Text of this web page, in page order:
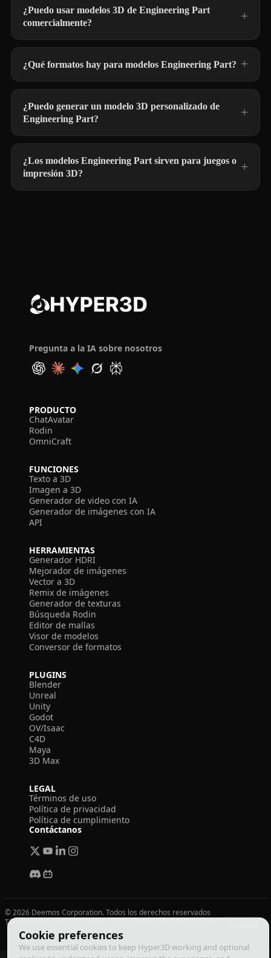
Cookie preferences
We use essential cookies to keep Hyper3D working and optional
¿Puedo usar modelos 3D de Engineering Part
comercialmente?
¿Qué formatos hay para modelos Engineering Part?
¿Puedo generar un modelo 3D personalizado de
Engineering Part?
¿Los modelos Engineering Part sirven para juegos o
impresión 3D?
Pregunta a la IA sobre nosotros
PRODUCTO
ChatAvatar
Rodin
OmniCraft
FUNCIONES
Texto a 3D
Imagen a 3D
Generador de video con IA
Generador de imágenes con IA
API
HERRAMIENTAS
Generador HDRI
Mejorador de imágenes
Vector a 3D
Remix de imágenes
Generador de texturas
Búsqueda Rodin
Editor de mallas
Visor de modelos
Conversor de formatos
PLUGINS
Blender
Unreal
Unity
Godot
OV/Isaac
C4D
Maya
3D Max
LEGAL
Términos de uso
Política de privacidad
Política de cumplimiento
Contáctanos
© 2026 Deemos Corporation. Todos los derechos reservados
Términos de Uso